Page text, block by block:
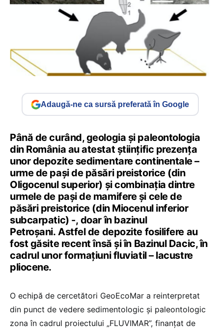
Adaugă-ne ca sursă preferată în Google
Până de curând, geologia și paleontologia
din România au atestat științific prezența
unor depozite sedimentare continentale –
urme de pași de păsări preistorice (din
Oligocenul superior) şi combinația dintre
urmele de pași de mamifere şi cele de
păsări preistorice (din Miocenul inferior
subcarpatic) -, doar în bazinul
Petroșani. Astfel de depozite fosilifere au
fost găsite recent însă și în Bazinul Dacic, în
cadrul unor formaţiuni fluviatil – lacustre
pliocene.
O echipă de cercetători GeoEcoMar a reinterpretat
din punct de vedere sedimentologic și paleontologic
zona în cadrul proiectului „FLUVIMAR”, finanțat de